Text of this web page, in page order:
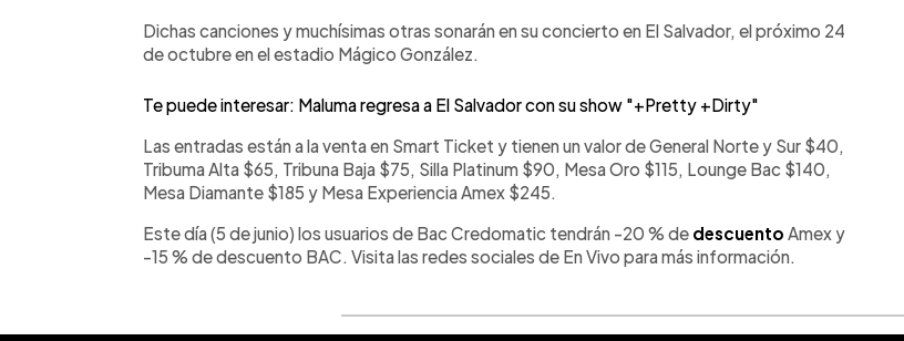
Dichas canciones y muchísimas otras sonarán en su concierto en El Salvador, el próximo 24
de octubre en el estadio Mágico González.
Te puede interesar: Maluma regresa a El Salvador con su show "+Pretty +Dirty"
Las entradas están a la venta en Smart Ticket y tienen un valor de General Norte y Sur $40,
Tribuma Alta $65, Tribuna Baja $75, Silla Platinum $90, Mesa Oro $115, Lounge Bac $140,
Mesa Diamante $185 y Mesa Experiencia Amex $245.
Este día (5 de junio) los usuarios de Bac Credomatic tendrán -20 % de descuento Amex y
-15 % de descuento BAC. Visita las redes sociales de En Vivo para más información.